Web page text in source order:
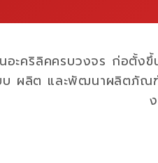
อะคริลิคครบวงจร ก่อตั้
ผลิต และพัฒนาผลิตภัณ